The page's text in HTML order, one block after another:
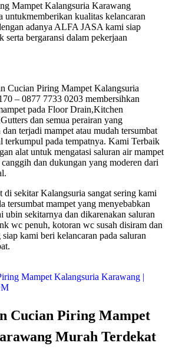
Mampet Kalangsuria Karawang
untukmemberikan kualitas kelancaran
adanya ALFA JASA kami siap
serta bergaransi dalam pekerjaan
Cucian Piring Mampet Kalangsuria
– 0877 7733 0203 membersihkan
pada Floor Drain,Kitchen
dan semua perairan yang
terjadi mampet atau mudah tersumbat
terkumpul pada tempatnya. Kami Terbaik
alat untuk mengatasi saluran air mampet
dan dukungan yang moderen dari
di sekitar Kalangsuria sangat sering kami
tersumbat mampet yang menyebabkan
ubin sekitarnya dan dikarenakan saluran
wc penuh, kotoran wc susah disiram dan
kami beri kelancaran pada saluran
Cucian Piring Mampet
Murah Terdekat